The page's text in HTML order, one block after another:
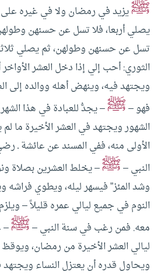
ﷺيزيد ‌في ‌رمضان ‌ولا ‌في غيره
يصلي أربعا، فلا تسل عن حسنهن
تسل عن حسنهن وطولهن، ثم يصلي
الثوري: أحب إلي إذا دخل العشر الأواخر
ويجتهد فيه، وينهض أهله ووالده إلى
فهو –ﷺ– يجدُّ للعبادة في هذا
الشهور ويجتهد في العشر الأخيرة ما
الأولى منه، ففي المسند عن عائشة ـ
النبي –ﷺ– يخلط العشرين بصلاة
وشد المئز” فيسهر ليله، ويطوي فراشه
النوم في جميع ليالي عمره قليلاً –
معه. فمن رغب في سنة النبي –ﷺ–
ليالي العشر الأخيرة من رمضان، ويوقظ
ويحاول قدره أن يعتزل النساء ويجتهد